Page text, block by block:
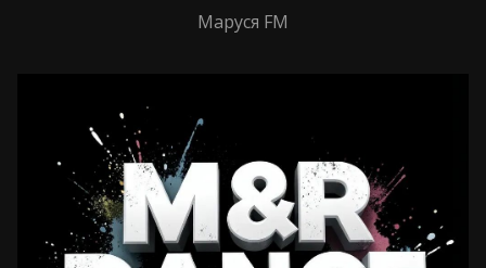
Маруся FM